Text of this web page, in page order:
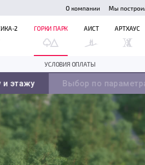
О компании Мы
2 ГОРКИ ПАРК
УСЛОВИЯ ОПЛАТЫ
АИСТ АРТХАУС
и этажу Выбор по